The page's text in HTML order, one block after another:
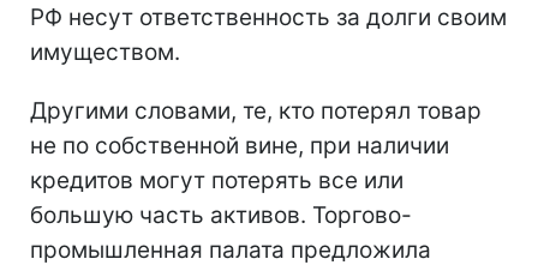
РФ несут ответственность за долги своим
имуществом.
Другими словами, те, кто потерял товар
не по собственной вине, при наличии
кредитов могут потерять все или
большую часть активов. Торгово-
промышленная палата предложила